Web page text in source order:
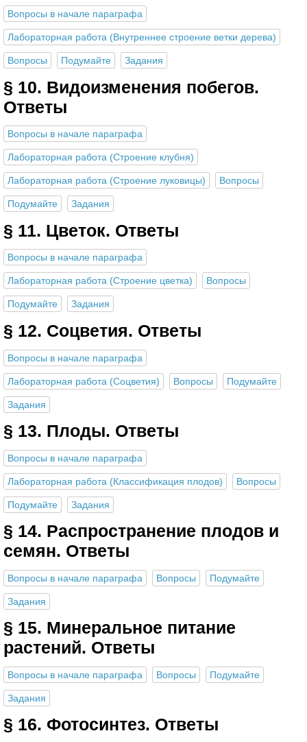
Вопросы в начале параграфа
Лабораторная работа (Внутреннее строение ветки дерева)
Вопросы Подумайте Задания
§ 10. Видоизменения побегов.
Ответы
Вопросы в начале параграфа
Лабораторная работа (Строение клубня)
Лабораторная работа (Строение луковицы) Вопросы
Подумайте Задания
§ 11. Цветок. Ответы
Вопросы в начале параграфа
Лабораторная работа (Строение цветка) Вопросы
Подумайте Задания
§ 12. Соцветия. Ответы
Вопросы в начале параграфа
Лабораторная работа (Соцветия) Вопросы Подумайте
Задания
§ 13. Плоды. Ответы
Вопросы в начале параграфа
Лабораторная работа (Классификация плодов) Вопросы
Подумайте Задания
§ 14. Распространение плодов и
семян. Ответы
Вопросы в начале параграфа Вопросы Подумайте
Задания
§ 15. Минеральное питание
растений. Ответы
Вопросы в начале параграфа Вопросы Подумайте
Задания
§ 16. Фотосинтез. Ответы